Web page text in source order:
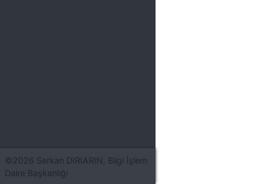
©2026 Serkan DIRIARIN, Bilgi İşlem
Daire Başkanlığı